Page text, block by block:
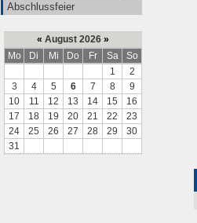
Abschlussfeier
« August 2026 »
Mo
Di Mi Do Fr Sa
So
1
2
3
4 5 6 7 8
9
10
11 12 13 14 15
16
17
18 19 20 21 22
23
24
25 26 27 28 29
30
31